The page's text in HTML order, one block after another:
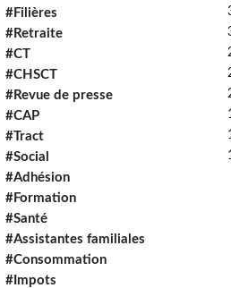
#Filières
#Retraite
#CT
#CHSCT
#Revue de presse
#CAP
#Tract
#Social
#Adhésion
#Formation
#Santé
#Assistantes familiales
#Consommation
#Impots